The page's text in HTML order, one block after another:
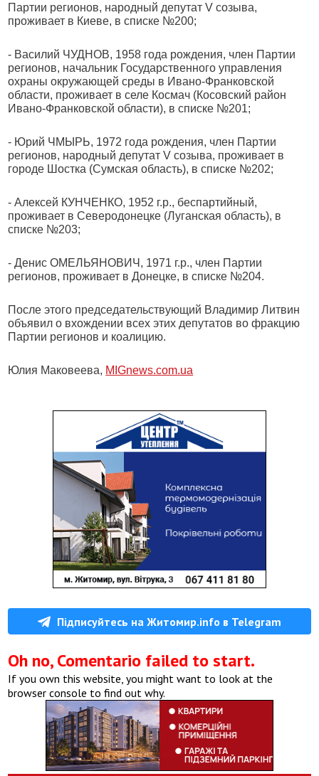
Партии регионов, народный депутат V созыва,
проживает в Киеве, в списке №200;
- Василий ЧУДНОВ, 1958 года рождения, член Партии
регионов, начальник Государственного управления
охраны окружающей среды в Ивано-Франковской
области, проживает в селе Космач (Косовский район
Ивано-Франковской области), в списке №201;
- Юрий ЧМЫРЬ, 1972 года рождения, член Партии
регионов, народный депутат V созыва, проживает в
городе Шостка (Сумская область), в списке №202;
- Алексей КУНЧЕНКО, 1952 г.р., беспартийный,
проживает в Северодонецке (Луганская область), в
списке №203;
- Денис ОМЕЛЬЯНОВИЧ, 1971 г.р., член Партии
регионов, проживает в Донецке, в списке №204.
После этого председательствующий Владимир Литвин
объявил о вхождении всех этих депутатов во фракцию
Партии регионов и коалицию.
Юлия Маковеева, MIGnews.com.ua
Підписуйтесь на Житомир.info в Telegram
Oh no, Comentario failed to start.
If you own this website, you might want to look at the
browser console to find out why.